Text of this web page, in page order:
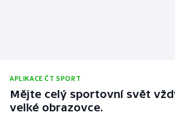
APLIKACE ČT SPORT
Mějte celý sportovní svět
velké obrazovce.